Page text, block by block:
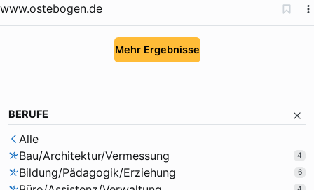
www.ostebogen.de
Mehr Ergebnisse
BERUFE
Alle
Bau/Architektur/Vermessung
4
Bildung/Pädagogik/Erziehung 6